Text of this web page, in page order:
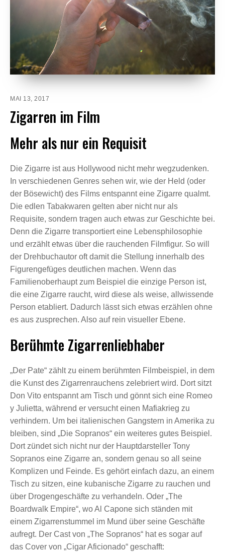
MAI 13, 2017
Zigarren im Film
Mehr als nur ein Requisit
Die Zigarre ist aus Hollywood nicht mehr wegzudenken.
In verschiedenen Genres sehen wir, wie der Held (oder
der Bösewicht) des Films entspannt eine Zigarre qualmt.
Die edlen Tabakwaren gelten aber nicht nur als
Requisite, sondern tragen auch etwas zur Geschichte bei.
Denn die Zigarre transportiert eine Lebensphilosophie
und erzählt etwas über die rauchenden Filmfigur. So will
der Drehbuchautor oft damit die Stellung innerhalb des
Figurengefüges deutlichen machen. Wenn das
Familienoberhaupt zum Beispiel die einzige Person ist,
die eine Zigarre raucht, wird diese als weise, allwissende
Person etabliert. Dadurch lässt sich etwas erzählen ohne
es aus zusprechen. Also auf rein visueller Ebene.
Berühmte Zigarrenliebhaber
„Der Pate“ zählt zu einem berühmten Filmbeispiel, in dem
die Kunst des Zigarrenrauchens zelebriert wird. Dort sitzt
Don Vito entspannt am Tisch und gönnt sich eine Romeo
y Julietta, während er versucht einen Mafiakrieg zu
verhindern. Um bei italienischen Gangstern in Amerika zu
bleiben, sind „Die Sopranos“ ein weiteres gutes Beispiel.
Dort zündet sich nicht nur der Hauptdarsteller Tony
Sopranos eine Zigarre an, sondern genau so all seine
Komplizen und Feinde. Es gehört einfach dazu, an einem
Tisch zu sitzen, eine kubanische Zigarre zu rauchen und
über Drogengeschäfte zu verhandeln. Oder „The
Boardwalk Empire“, wo Al Capone sich ständen mit
einem Zigarrenstummel im Mund über seine Geschäfte
aufregt. Der Cast von „The Sopranos“ hat es sogar auf
das Cover von „Cigar Aficionado“ geschafft: